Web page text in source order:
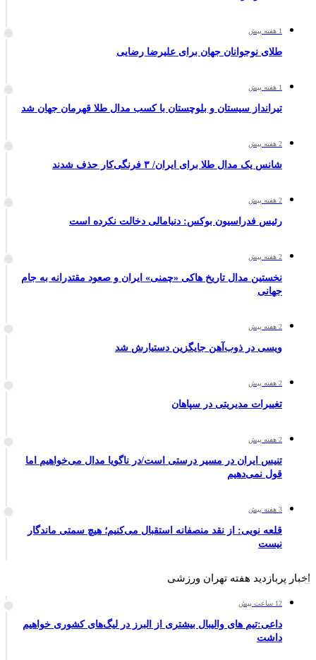
1 هفته پیش
طلای نوجوانان جهان برای علیرضا رضایی
1 هفته پیش
تیرانداز سیستان و بلوچستان با کسب مدال طلا قهرمان جهان شد
2 هفته پیش
شانس یک مدال طلا برای ایران/ ۳ فرنگی‌کار حذف شدند
2 هفته پیش
رئیس فدراسیون بوکس: دنیامالی دخالت نکرده است
2 هفته پیش
نخستین مدال تاریخ هاکی «چمنی» ایران و صعود مقتدرانه به جام
جهانی
2 هفته پیش
ویسی در ذوب‌آهن جایگزین دستیارش شد
2 هفته پیش
تغییرات مدیریتی در سپاهان
2 هفته پیش
تنیس ایران در مسیر درستی است/در ناگویا مدال می‌خواهیم اما
قول نمی‌دهیم
3 هفته پیش
قلعه نویی: از نقد منصفانه استقبال می‌کنیم؛ هیچ سمتی ماندگار
نیست
اخبار پربازدید هفته تهران ورزشی
12 ساعت پیش
داعی:تیم های والیبال بیشتری از البرز در لیگ‌های کشوری خواهیم
داشت